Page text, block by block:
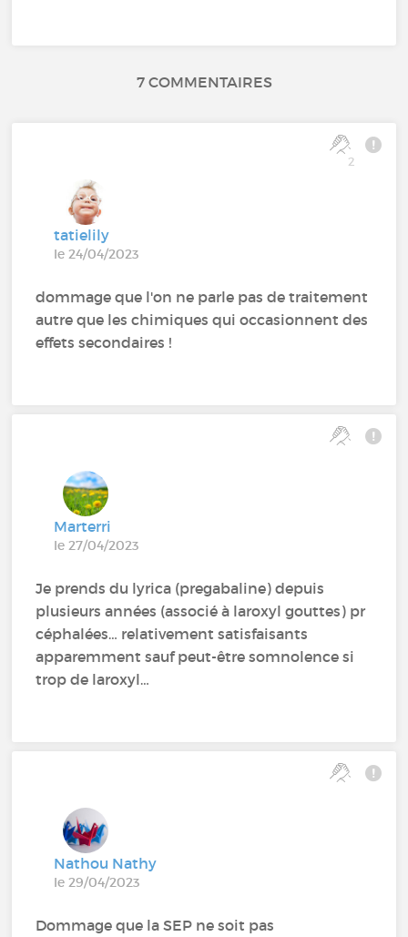
7 COMMENTAIRES
2
tatielily
le 24/04/2023
dommage que l'on ne parle pas de traitement
autre que les chimiques qui occasionnent des
effets secondaires !
Marterri
le 27/04/2023
Je prends du lyrica (pregabaline) depuis
plusieurs années (associé à laroxyl gouttes) pr
céphalées… relativement satisfaisants
apparemment sauf peut-être somnolence si
trop de laroxyl…
Nathou Nathy
le 29/04/2023
Dommage que la SEP ne soit pas